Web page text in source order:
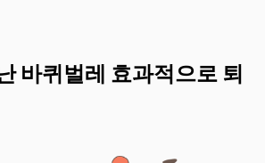
바퀴벌레 효과적으로 퇴